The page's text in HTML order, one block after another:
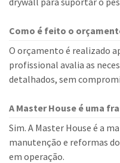
Como é feito o
O orçamento é realizado
profissional avalia as
detalhados, sem
A Master House é uma
Sim. A Master House é a
manutenção e reformas
em operação.